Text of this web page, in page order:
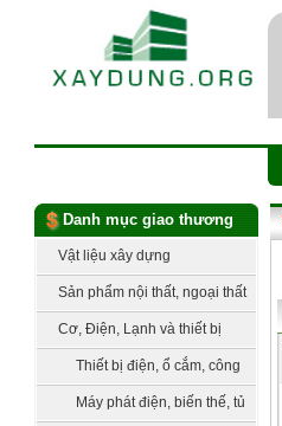
Danh mục giao thương
Vật liệu xây dựng
Sản phẩm nội thất, ngoại thất
Cơ, Điện, Lạnh và thiết bị
công nghệThiết bị điện, ổ cắm, công
Máy phát điện, biến thế, tủ